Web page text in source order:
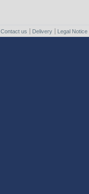
Contact us Delivery Legal Notice